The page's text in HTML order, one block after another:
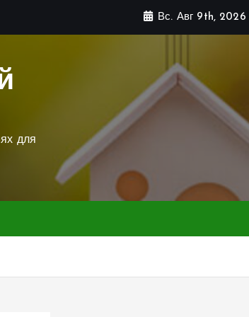
Вс. Авг 9th, 2026
для